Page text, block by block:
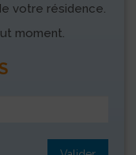
votre résidence.
moment.